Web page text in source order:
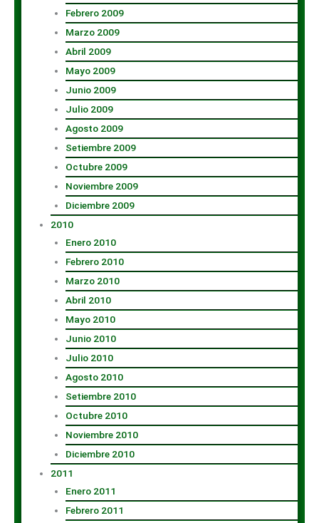
Febrero 2009
Marzo 2009
Abril 2009
Mayo 2009
Junio 2009
Julio 2009
Agosto 2009
Setiembre 2009
Octubre 2009
Noviembre 2009
Diciembre 2009
2010
Enero 2010
Febrero 2010
Marzo 2010
Abril 2010
Mayo 2010
Junio 2010
Julio 2010
Agosto 2010
Setiembre 2010
Octubre 2010
Noviembre 2010
Diciembre 2010
2011
Enero 2011
Febrero 2011